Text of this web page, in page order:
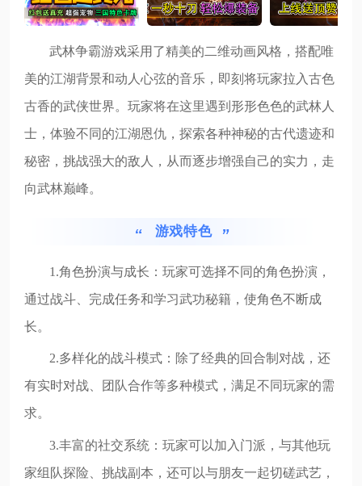
武林争霸游戏采用了精美的二维动画风格，搭配唯
美的江湖背景和动人心弦的音乐，即刻将玩家拉入古色
古香的武侠世界。玩家将在这里遇到形形色色的武林人
士，体验不同的江湖恩仇，探索各种神秘的古代遗迹和
秘密，挑战强大的敌人，从而逐步增强自己的实力，走
向武林巅峰。
游戏特色
1.角色扮演与成长：玩家可选择不同的角色扮演，
通过战斗、完成任务和学习武功秘籍，使角色不断成
长。
2.多样化的战斗模式：除了经典的回合制对战，还
有实时对战、团队合作等多种模式，满足不同玩家的需
求。
3.丰富的社交系统：玩家可以加入门派，与其他玩
家组队探险、挑战副本，还可以与朋友一起切磋武艺，